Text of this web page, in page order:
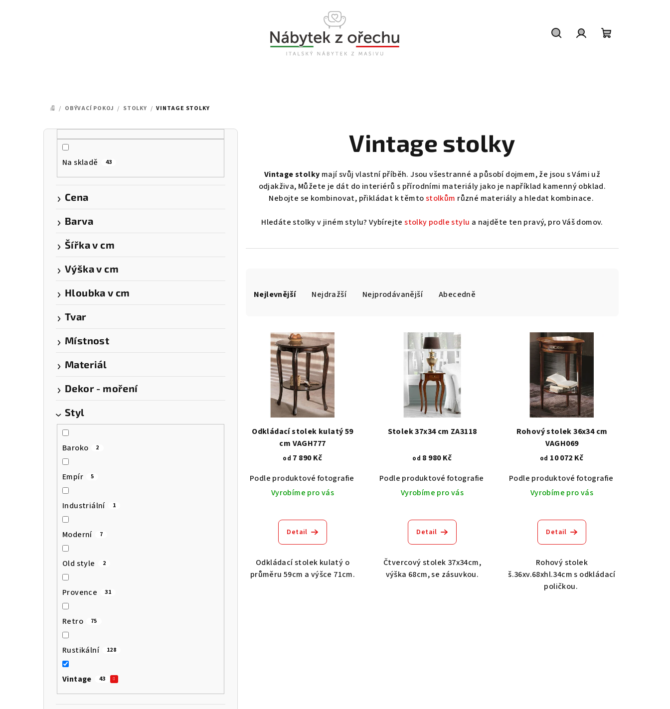
DOMŮ
/ OBÝVACÍ POKOJ / STOLKY / VINTAGE STOLKY
P
Na skladě 43
Cena
Barva
Šířka v cm
Výška v cm
Hloubka v cm
Tvar
Místnost
Materiál
Dekor - moření
Styl
Baroko 2
Empír 5
Industriální 1
Moderní 7
Old style 2
Provence 31
Retro 75
Rustikální 128
Vintage 43
Vintage stolky
Vintage stolky mají svůj vlastní příběh. Jsou všestranné a působí dojmem, že jsou s Vámi už
odjakživa, Můžete je dát do interiérů s přírodními materiály jako je například kamenný obklad.
Nebojte se kombinovat, přikládat k těmtostolkům různé materiály a hledat kombinace.
Hledáte stolky v jiném stylu? Vybírejtestolky podle stylu a najděte ten pravý, pro Váš domov.
a
o
u
Nejlevnější Nejdražší Nejprodávanější Abecedně
p
d
Odkládací stolek kulatý 59
cm VAGH777
od 7 890 Kč
Podle produktové fotografie
Akát vintage BT1551 Dub světlý 2209 Dub tmavý 2208 Ořech střední BT79T3
Vyrobíme pro vás
Detail
Odkládací stolek kulatý o
průměru 59cm a výšce 71cm.
Stolek 37x34 cm ZA3118
od 8 980 Kč
Podle produktové fotografie
Akát vintage BT1551 Dub světlý 2209
Vyrobíme pro vás
Detail
Čtvercový stolek 37x34cm,
výška 68cm, se zásuvkou.
Rohový stolek 36x34 cm
VAGH069
od 10 072 Kč
Podle produktové fotografie
Vyrobíme pro vás
Detail
Rohový stolek
š.36xv.68xhl.34cm s odkládací
poličkou.